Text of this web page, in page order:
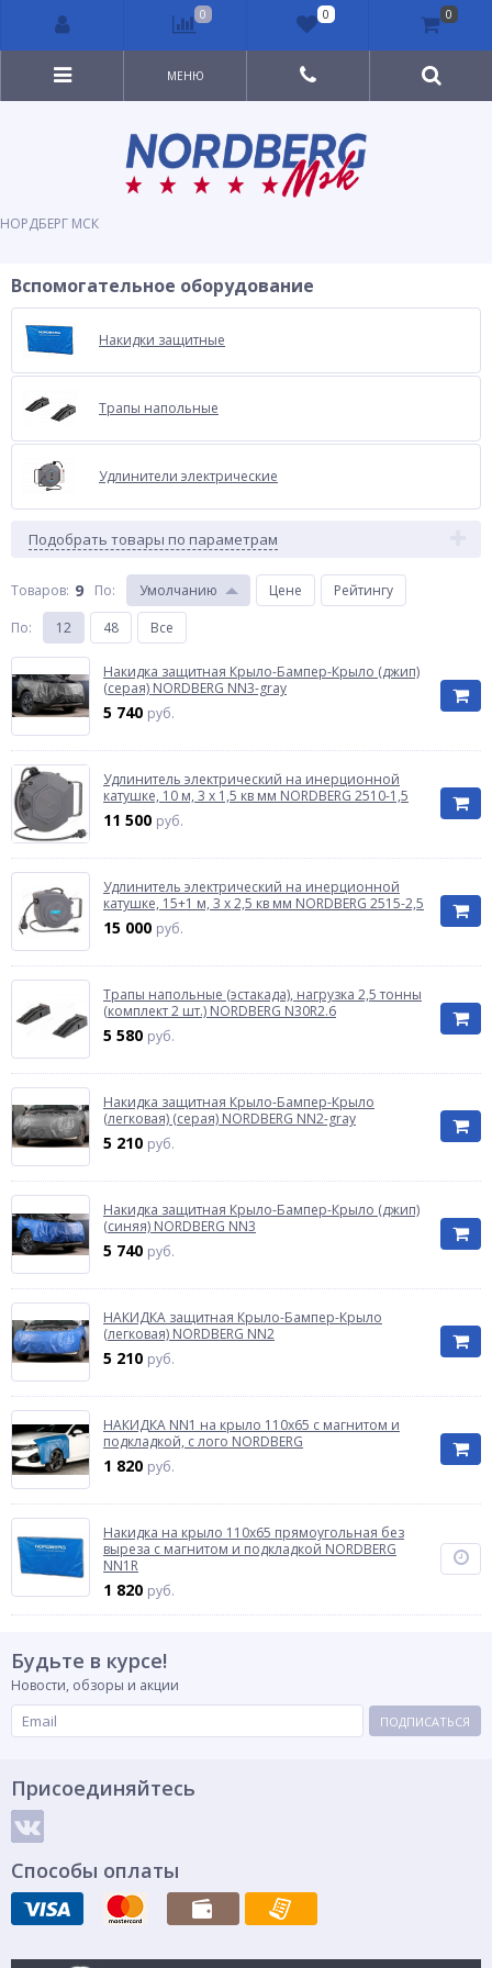
НОРДБЕРГ МСК
МЕНЮ
Вспомогательное оборудование
Накидки защитные
Трапы напольные
Удлинители электрические
Подобрать товары по параметрам
Товаров: 9 По: Умолчанию Цене
Рейтингу
По: 12 48 Все
Накидка защитная Крыло-Бампер-Крыло (джип)
(серая) NORDBERG NN3-gray
5 740 руб.
Удлинитель электрический на инерционной
катушке, 10 м, 3 х 1,5 кв мм NORDBERG 2510-1,5
11 500 руб.
Удлинитель электрический на инерционной
катушке, 15+1 м, 3 х 2,5 кв мм NORDBERG 2515-2,5
15 000 руб.
Трапы напольные (эстакада), нагрузка 2,5 тонны
(комплект 2 шт.) NORDBERG N30R2.6
5 580 руб.
Накидка защитная Крыло-Бампер-Крыло
(легковая) (серая) NORDBERG NN2-gray
5 210 руб.
Накидка защитная Крыло-Бампер-Крыло (джип)
(синяя) NORDBERG NN3
5 740 руб.
НАКИДКА защитная Крыло-Бампер-Крыло
(легковая) NORDBERG NN2
5 210 руб.
НАКИДКА NN1 на крыло 110х65 с магнитом и
подкладкой, с лого NORDBERG
1 820 руб.
Накидка на крыло 110х65 прямоугольная без
выреза с магнитом и подкладкой NORDBERG
NN1R
1 820 руб.
Будьте в курсе!
Новости, обзоры и акции
ПОДПИСАТЬСЯ
Присоединяйтесь
Способы оплаты
0 0 0